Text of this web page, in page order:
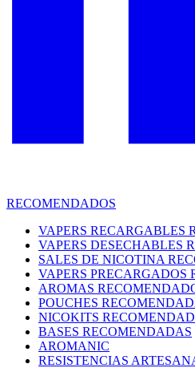
RECOMENDADOS
VAPERS RECARGABLES
VAPERS DESECHABLES
SALES DE NICOTINA
VAPERS PRECARGADOS
AROMAS
POUCHES
NICOKITS
BASES RECOMENDADAS
AROMANIC
RESISTENCIAS